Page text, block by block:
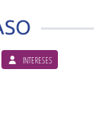
INTERESES